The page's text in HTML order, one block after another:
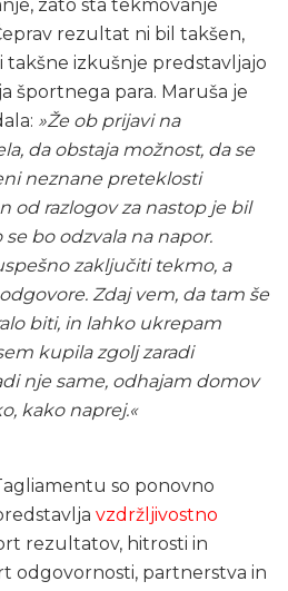
zato sta tekmovanje
rezultat ni bil takšen,
takšne izkušnje predstavljajo
športnega para. Maruša je
»Že ob prijavi na
da obstaja možnost, da se
neznane preteklosti
od razlogov za nastop je bil
bo odzvala na napor.
zaključiti tekmo, a
Zdaj vem, da tam še
biti, in lahko ukrepam
kupila zgolj zaradi
nje same, odhajam domov
kako naprej.«
so ponovno
vzdržljivostno
rezultatov, hitrosti in
odgovornosti, partnerstva in